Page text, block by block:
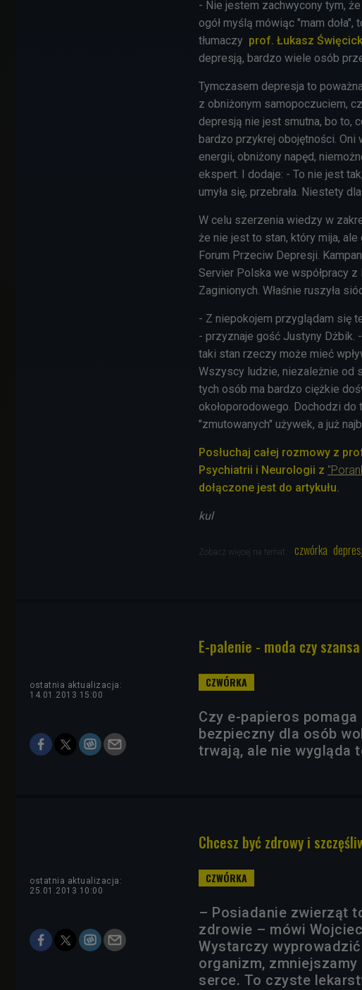
- Nie jestem zachwycony tym,
ogół myślą mówiąc "mam
tłumaczy prof. Łukasz
depresją, bardzo wiele osób
Tymczasem depresja to
z obniżonym samopoczuciem,
depresją nie jest smutna, bo to,
bardzo przykrej obojętności.
energii, obniżony napęd,
ekspert. I dodaje: - To nie jest
umyła się, przebrała. Niestety
W celu szerzenia wiedzy w
że nie jest to stan, który mija,
Forum Przeciw Depresji.
Servier Polska we współpracy
Zaginionych. Właśnie ruszyła
- Z niepokojem przyglądam się
- przyznaje gość Justyny Dżbik.
taki stan rzeczy może mieć
Wszyscy ludzie, niezależnie od
tych osób ma bardzo ciężkie
okołoporodowego. Dochodzi
"zmutowanych" używek, a już
Posłuchaj całej rozmowy z
Psychiatrii i Neurologii z
dołączone jest do artykułu.
kul
Zobacz więcej na temat: czwórka
E-palenie - moda czy
ostatnia aktualizacja:
14.01.2013 15:00
Czy e-papieros
bezpieczny dla osób
trwają, ale nie wygląda
Chcesz być zdrowy i
ostatnia aktualizacja:
25.01.2013 10:00
– Posiadanie zwierząt
zdrowie – mówi
Wystarczy
organizm,
serce. To czyste